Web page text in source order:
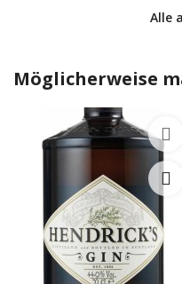
Alle
Möglicherweise